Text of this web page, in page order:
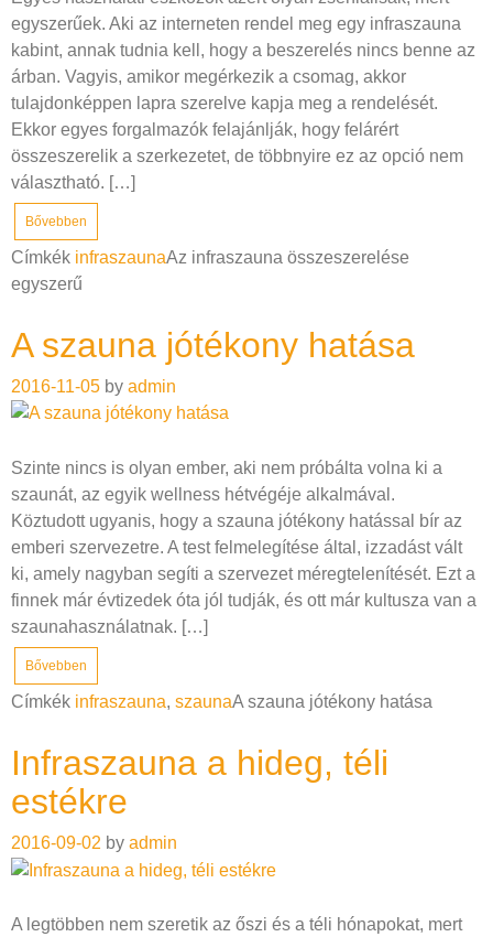
egyszerűek. Aki az interneten rendel meg egy infraszauna
kabint, annak tudnia kell, hogy a beszerelés nincs benne az
árban. Vagyis, amikor megérkezik a csomag, akkor
tulajdonképpen lapra szerelve kapja meg a rendelését.
Ekkor egyes forgalmazók felajánlják, hogy felárért
összeszerelik a szerkezetet, de többnyire ez az opció nem
választható. […]
Bővebben
Címkék infraszaunaAz infraszauna összeszerelése
egyszerű
A szauna jótékony hatása
2016-11-05 by admin
Szinte nincs is olyan ember, aki nem próbálta volna ki a
szaunát, az egyik wellness hétvégéje alkalmával.
Köztudott ugyanis, hogy a szauna jótékony hatással bír az
emberi szervezetre. A test felmelegítése által, izzadást vált
ki, amely nagyban segíti a szervezet méregtelenítését. Ezt a
finnek már évtizedek óta jól tudják, és ott már kultusza van a
szaunahasználatnak. […]
Bővebben
Címkék infraszauna, szaunaA szauna jótékony hatása
Infraszauna a hideg, téli
estékre
2016-09-02 by admin
A legtöbben nem szeretik az őszi és a téli hónapokat, mert